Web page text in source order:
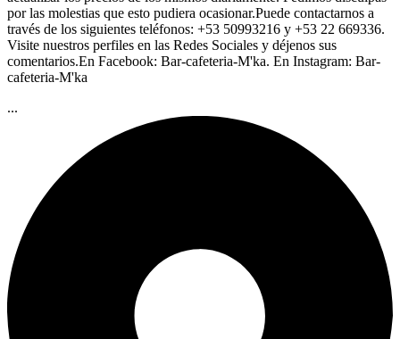
por las molestias que esto pudiera ocasionar.Puede contactarnos a
través de los siguientes teléfonos: +53 50993216 y +53 22 669336.
Visite nuestros perfiles en las Redes Sociales y déjenos sus
comentarios.En Facebook: Bar-cafeteria-M'ka. En Instagram: Bar-
cafeteria-M'ka
...